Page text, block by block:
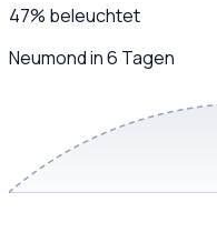
47% beleuchtet
Neumond in 6 Tagen